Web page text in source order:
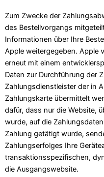
Zum Zwecke der
des Bestellvorgangs
Informationen über Ihre
Apple weitergegeben. Apple
erneut mit einem
Daten zur Durchführung der
Zahlungsdienstleister der in
Zahlungskarte übermittelt
dafür, dass nur die Website,
wurde, auf die
Zahlung getätigt wurde,
Zahlungserfolges Ihre
transaktionsspezifischen,
die Ausgangswebsite.